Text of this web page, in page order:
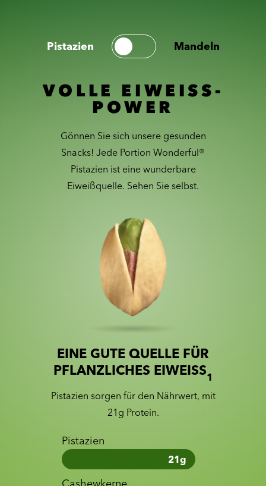
Pistazien Mandeln
VOLLE EIWEISS-
POWER
Gönnen Sie sich unsere gesunden
Snacks! Jede Portion Wonderful®
Pistazien ist eine wunderbare
Eiweißquelle. Sehen Sie selbst.
Slider with nutrition information
Slide 1 of 2
EINE GUTE QUELLE FÜR
PFLANZLICHES EIWEISS1
Pistazien sorgen für den Nährwert, mit
21g Protein.
Pistazien
21g